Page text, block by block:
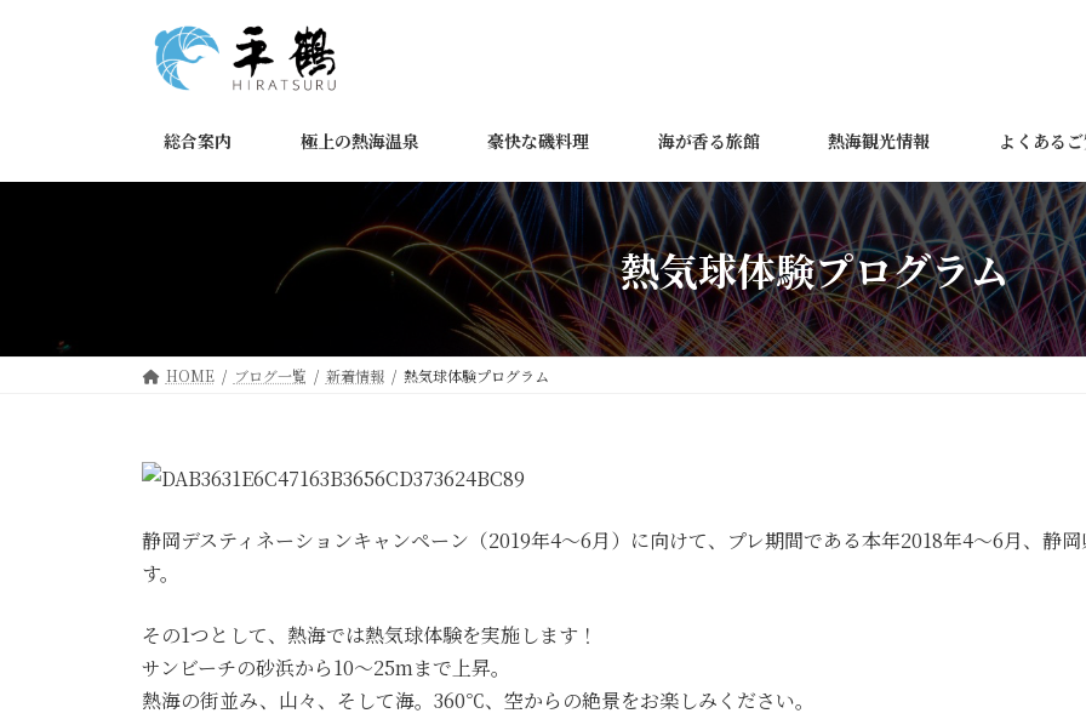
ス
ン
総合案内 極上の熱海温泉 豪快な磯料理 海が香る旅館 熱海観光情報 よくある
熱気球体験プログラム
HOME ブログ一覧 新着情報 熱気球体験プログラム
静岡デスティネーションキャンペーン（2019年4～6月）に向けて、プレ期間である本年2018年4～6月、静
す。
その1つとして、熱海では熱気球体験を実施します！
サンビーチの砂浜から10～25mまで上昇。
熱海の街並み、山々、そして海。360℃、空からの絶景をお楽しみください。